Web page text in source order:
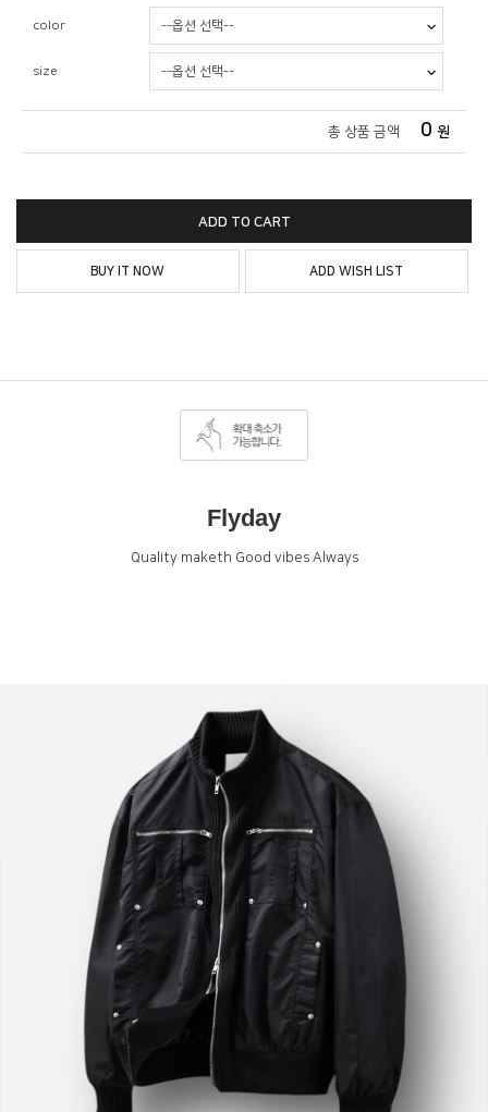
color
size
총 상품 금액 0 원
ADD TO CART
BUY IT NOW ADD WISH LIST
Flyday
Quality maketh Good vibes Always